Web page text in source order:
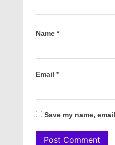
Name *
Email *
Save my name,